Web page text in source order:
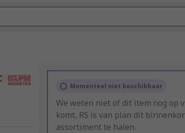
Momenteel niet beschikbaar
We weten niet of dit item nog op
komt, RS is van plan dit
assortiment te halen.